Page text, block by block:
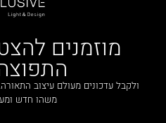
מוזמנים
ולקבל עדכונים מעולם עיצוב
משהו חדש